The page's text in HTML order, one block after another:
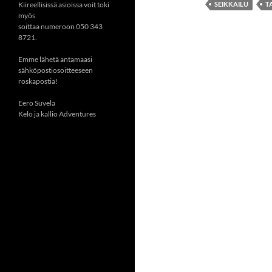
SEIKKAILU
Kiireellisissä asioissa voit toki
myös
soittaa numeroon 050 343
8721.
Emme lähetä antamaasi
sähköpostiosoitteeseen
roskapostia!
Eero Suvela
Kelo ja kallio Adventures